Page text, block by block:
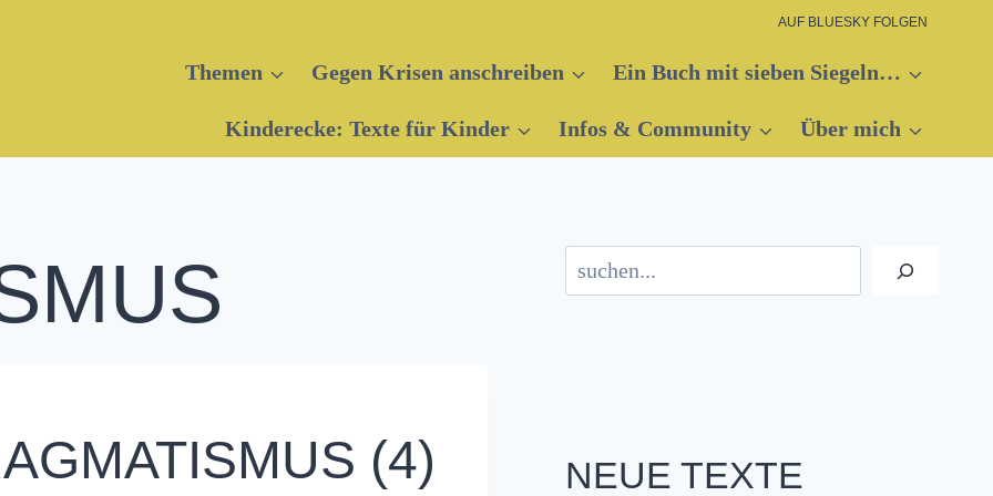
AUF BLUESKY FOLGEN
Themen Gegen Krisen anschreiben Ein Buch mit sieben Siegeln…
Kinderecke: Texte für Kinder Infos & Community Über mich
(4)
Suchen
NEUE TEXTE